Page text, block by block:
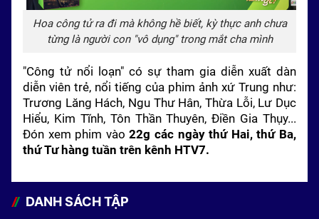
Hoa công tử ra đi mà không hề biết, kỳ thực anh chưa
từng là người con "vô dụng" trong mắt cha mình
"Công tử nổi loạn" có sự tham gia diễn xuất dàn
diễn viên trẻ, nổi tiếng của phim ảnh xứ Trung như:
Trương Lăng Hách, Ngu Thư Hân, Thừa Lỗi, Lư Dục
Hiểu, Kim Tĩnh, Tôn Thần Thuyên, Điền Gia Thụy...
Đón xem phim vào 22g các ngày thứ Hai, thứ Ba,
thứ Tư hàng tuần trên kênh HTV7.
DANH SÁCH TẬP